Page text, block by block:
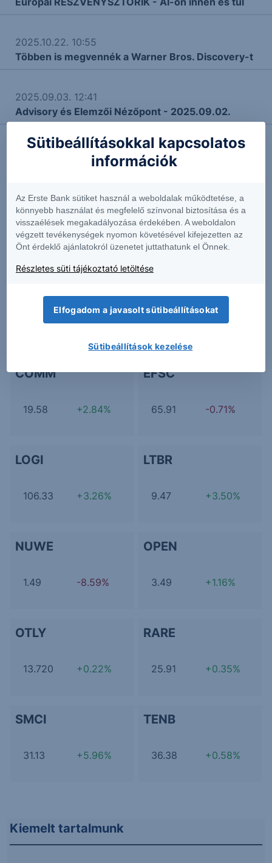
2025.10.22. 10:55
Többen is megvennék a Warner Bros. Discovery-t
2025.09.03. 12:41
Advisory és Elemzői Nézőpont - 2025.09.02.
Kapcsolódó termékek
-4.66% 10.88 +3.42%
COMM
19.58 +2.84%
EFSC
65.91 -0.71%
LOGI
106.33 +3.26%
LTBR
9.47 +3.50%
NUWE
1.49 -8.59%
OPEN
3.49 +1.16%
OTLY
13.720 +0.22%
RARE
25.91 +0.35%
SMCI
31.13 +5.96%
TENB
36.38 +0.58%
Kiemelt tartalmunk
Sütibeállításokkal kapcsolatos
információk
Az Erste Bank sütiket használ a weboldalak működtetése, a
könnyebb használat és megfelelő színvonal biztosítása és a
visszaélések megakadályozása érdekében. A weboldalon
végzett tevékenységek nyomon követésével kifejezetten az
Önt érdeklő ajánlatokról üzenetet juttathatunk el Önnek.
Részletes süti tájékoztató letöltése
Elfogadom a javasolt sütibeállításokat
Sütibeállítások kezelése